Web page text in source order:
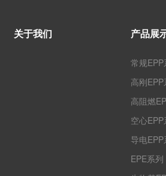
关于我们 产品展
常规EPP
高刚EPP
高阻燃
空心EPP
导电EPP
EPE系列